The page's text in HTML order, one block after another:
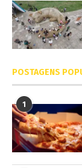
POSTAGENS
1